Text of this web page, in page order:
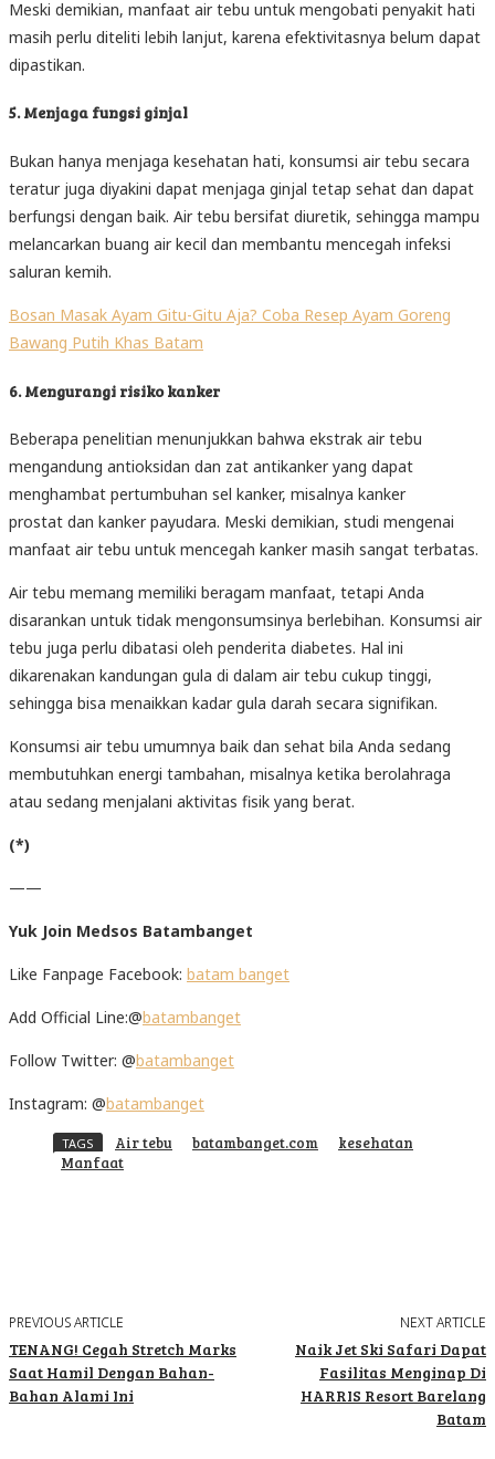
Meski demikian, manfaat air tebu untuk mengobati penyakit hati
masih perlu diteliti lebih lanjut, karena efektivitasnya belum dapat
dipastikan.
5. Menjaga fungsi ginjal
Bukan hanya menjaga kesehatan hati, konsumsi air tebu secara
teratur juga diyakini dapat menjaga ginjal tetap sehat dan dapat
berfungsi dengan baik. Air tebu bersifat diuretik, sehingga mampu
melancarkan buang air kecil dan membantu mencegah infeksi
saluran kemih.
Bosan Masak Ayam Gitu-Gitu Aja? Coba Resep Ayam Goreng
Bawang Putih Khas Batam
6. Mengurangi risiko kanker
Beberapa penelitian menunjukkan bahwa ekstrak air tebu
mengandung antioksidan dan zat antikanker yang dapat
menghambat pertumbuhan sel kanker, misalnya kanker
prostat dan kanker payudara. Meski demikian, studi mengenai
manfaat air tebu untuk mencegah kanker masih sangat terbatas.
Air tebu memang memiliki beragam manfaat, tetapi Anda
disarankan untuk tidak mengonsumsinya berlebihan. Konsumsi air
tebu juga perlu dibatasi oleh penderita diabetes. Hal ini
dikarenakan kandungan gula di dalam air tebu cukup tinggi,
sehingga bisa menaikkan kadar gula darah secara signifikan.
Konsumsi air tebu umumnya baik dan sehat bila Anda sedang
membutuhkan energi tambahan, misalnya ketika berolahraga
atau sedang menjalani aktivitas fisik yang berat.
(*)
——
Yuk Join Medsos Batambanget
Like Fanpage Facebook: batam banget
Add Official Line:@batambanget
Follow Twitter: @batambanget
Instagram: @batambanget
TAGS Air tebu batambanget.com
kesehatan
Manfaat
PREVIOUS ARTICLE
TENANG! Cegah Stretch Marks
Saat Hamil Dengan Bahan-
Bahan Alami Ini
NEXT ARTICLE
Naik Jet Ski Safari Dapat
Fasilitas Menginap Di
HARRIS Resort Barelang
Batam